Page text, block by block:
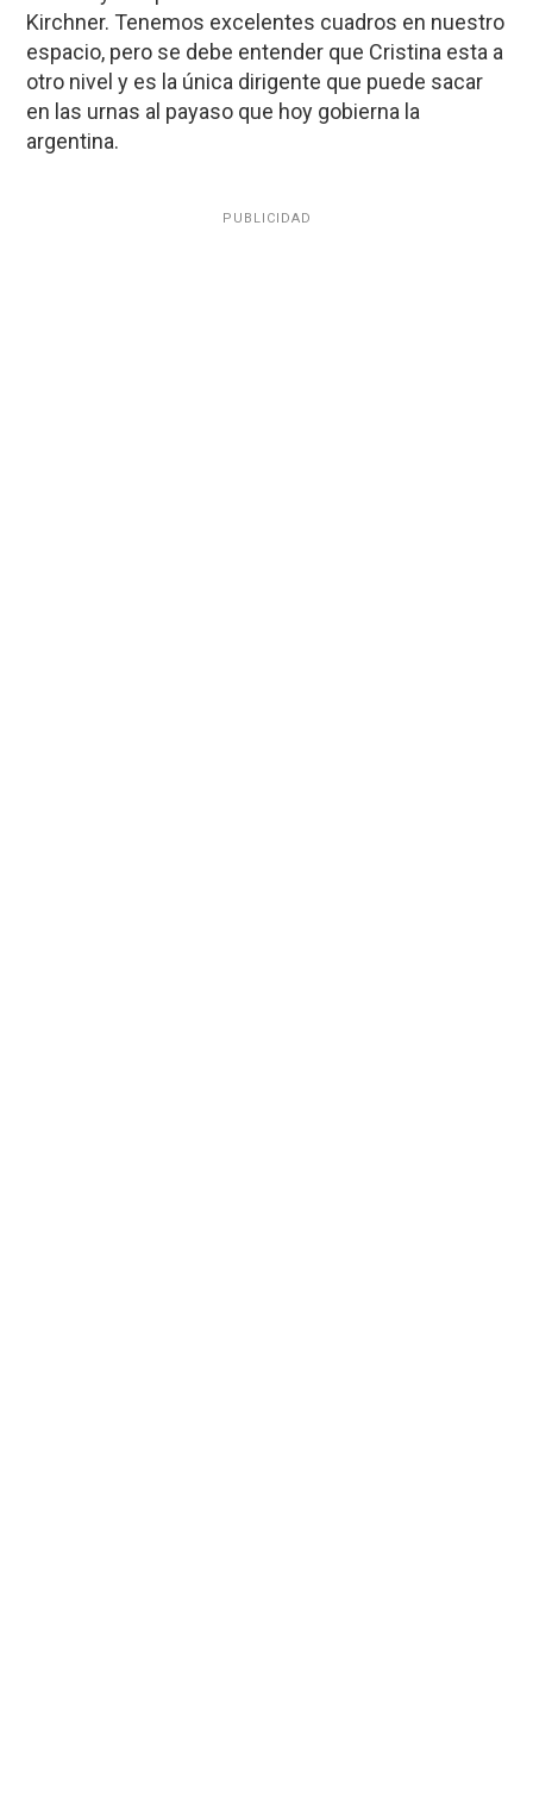
Kirchner. Tenemos excelentes cuadros en nuestro
espacio, pero se debe entender que Cristina esta a
otro nivel y es la única dirigente que puede sacar
en las urnas al payaso que hoy gobierna la
argentina.
PUBLICIDAD